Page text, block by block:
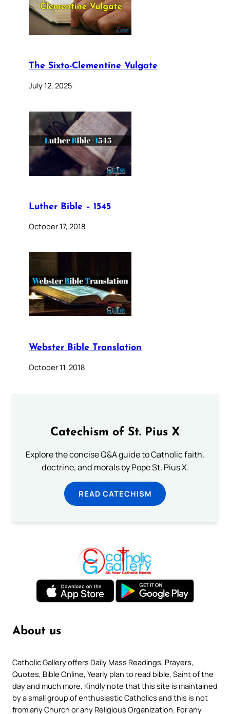
The Sixto-Clementine Vulgate
July 12, 2025
Luther Bible – 1545
October 17, 2018
Webster Bible Translation
October 11, 2018
Catechism of St. Pius X
Explore the concise Q&A guide to Catholic faith,
doctrine, and morals by Pope St. Pius X.
READ CATECHISM
About us
Catholic Gallery offers Daily Mass Readings, Prayers,
Quotes, Bible Online, Yearly plan to read bible, Saint of the
day and much more. Kindly note that this site is maintained
by a small group of enthusiastic Catholics and this is not
from any Church or any Religious Organization. For any